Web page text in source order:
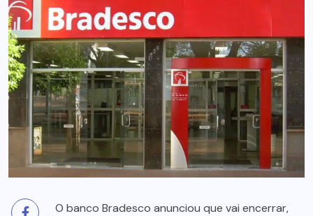
O banco Bradesco anunciou que vai encerrar,